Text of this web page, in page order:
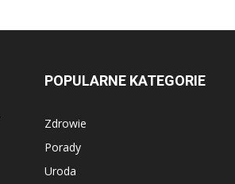
POPULARNE KATEGORIE
Zdrowie
Porady
Uroda